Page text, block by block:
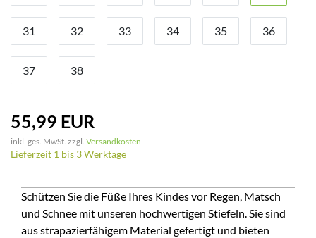
31 32 33 34 35 36
37 38
55,99 EUR
inkl. ges. MwSt. zzgl. Versandkosten
Lieferzeit 1 bis 3 Werktage
Schützen Sie die Füße Ihres Kindes vor Regen, Matsch
und Schnee mit unseren hochwertigen Stiefeln. Sie sind
aus strapazierfähigem Material gefertigt und bieten